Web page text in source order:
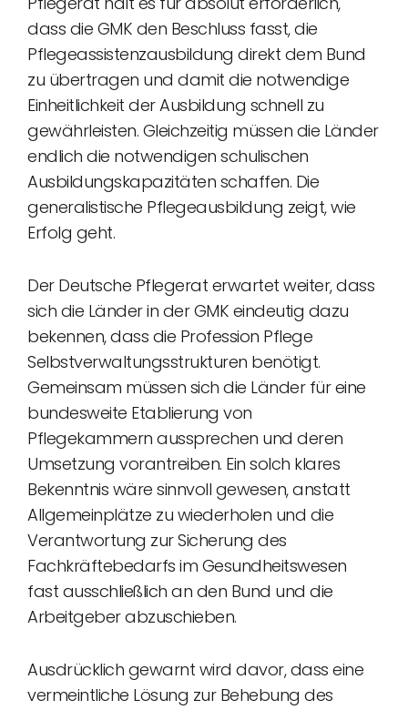
dass die GMK den Beschluss fasst, die
Pflegeassistenzausbildung direkt dem Bund
zu übertragen und damit die notwendige
Einheitlichkeit der Ausbildung schnell zu
gewährleisten. Gleichzeitig müssen die Länder
endlich die notwendigen schulischen
Ausbildungskapazitäten schaffen. Die
generalistische Pflegeausbildung zeigt, wie
Erfolg geht.
Der Deutsche Pflegerat erwartet weiter, dass
sich die Länder in der GMK eindeutig dazu
bekennen, dass die Profession Pflege
Selbstverwaltungsstrukturen benötigt.
Gemeinsam müssen sich die Länder für eine
bundesweite Etablierung von
Pflegekammern aussprechen und deren
Umsetzung vorantreiben. Ein solch klares
Bekenntnis wäre sinnvoll gewesen, anstatt
Allgemeinplätze zu wiederholen und die
Verantwortung zur Sicherung des
Fachkräftebedarfs im Gesundheitswesen
fast ausschließlich an den Bund und die
Arbeitgeber abzuschieben.
Ausdrücklich gewarnt wird davor, dass eine
vermeintliche Lösung zur Behebung des